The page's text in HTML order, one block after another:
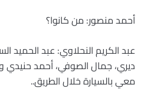
أحمد منصور: من كانوا؟
عبد الكريم النحلاوي: عبد الحميد
ديري، جمال الصوفي، أحمد حنيدي
معي بالسيارة خلال الطريق..